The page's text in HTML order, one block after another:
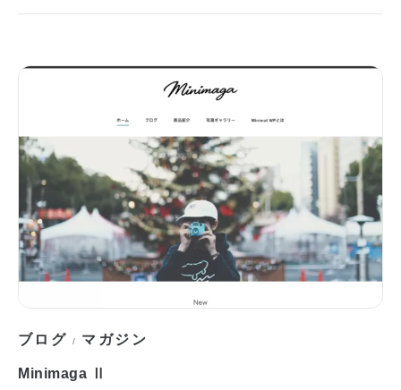
ブログ / マガジン
Minimaga Ⅱ